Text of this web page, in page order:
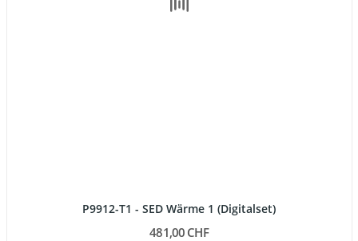
P9912-T1 - SED Wärme 1 (Digitalset)
481,00 CHF